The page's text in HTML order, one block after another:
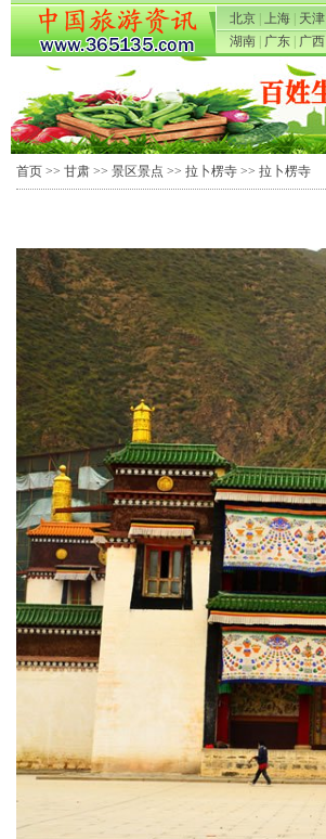
北京 上海 天津
湖南
广东 广西
首页 >> 甘肃 >> 景区景点 >> 拉卜楞寺 >> 拉卜楞寺